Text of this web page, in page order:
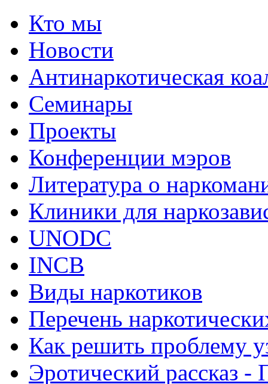
Кто мы
Новости
Антинаркотическая
Семинары
Проекты
Конференции мэров
Литература о
Клиники для
UNODC
INCB
Виды наркотиков
Перечень
Как решить проблему
Эротический рассказ -